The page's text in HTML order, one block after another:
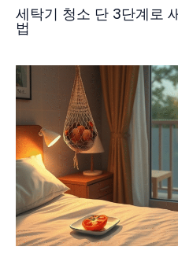
세탁기 청소 단 3단계로
법